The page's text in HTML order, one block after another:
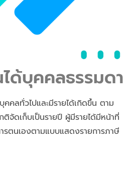
ได้บุคคลธรรมดา
คลทั่วไปและมีรายได้เกิดขึ้น ตาม
จัดเก็บเป็นรายปี ผู้มีรายได้มีหน้าที่
รตนเองตามแบบแสดงรายการภาษี